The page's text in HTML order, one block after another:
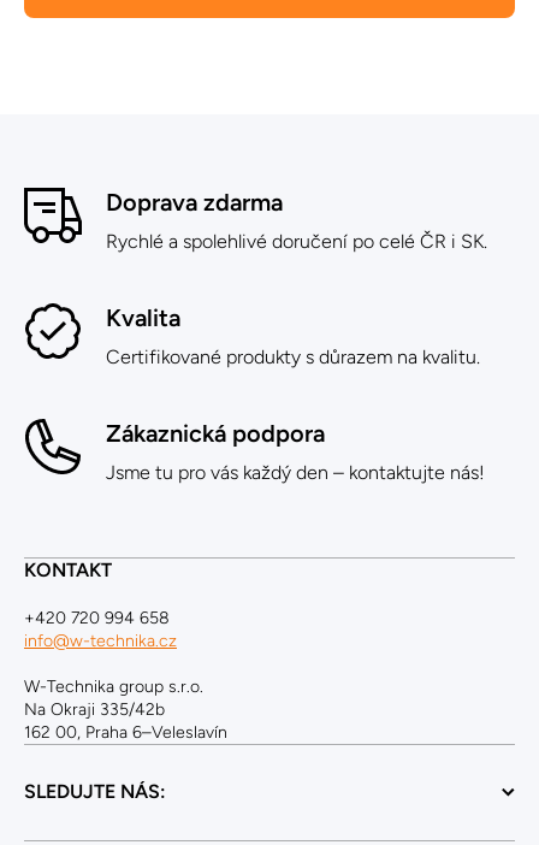
Doprava zdarma
Rychlé a spolehlivé doručení po celé ČR i SK.
Kvalita
Certifikované produkty s důrazem na kvalitu.
Zákaznická podpora
Jsme tu pro vás každý den – kontaktujte nás!
KONTAKT
+420 720 994 658
info@w-technika.cz
W-Technika group s.r.o.
Na Okraji 335/42b
162 00, Praha 6–Veleslavín
SLEDUJTE NÁS: